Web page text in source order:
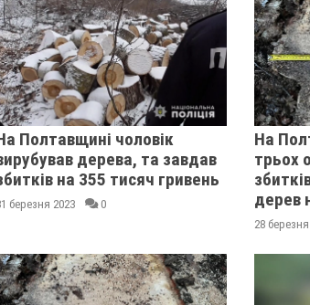
Полтавщині чоловік
дерева, та завдав
на 355 тисяч гривень
березня 2023 0
На
трьох
дерев
28